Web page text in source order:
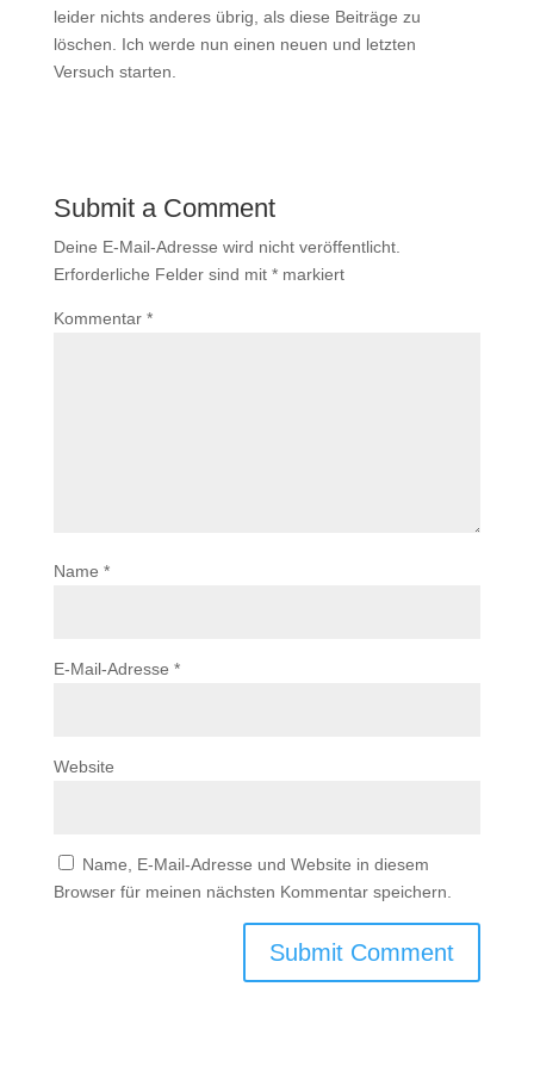
leider nichts anderes übrig, als diese Beiträge zu
löschen. Ich werde nun einen neuen und letzten
Versuch starten.
Submit a Comment
Deine E-Mail-Adresse wird nicht veröffentlicht.
Erforderliche Felder sind mit *markiert
Kommentar *
Name *
E-Mail-Adresse *
Website
Name, E-Mail-Adresse und Website in diesem
Browser für meinen nächsten Kommentar speichern.